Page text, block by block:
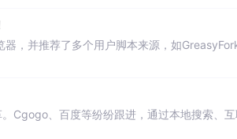
，并推荐了多个用户脚本来源，如
Cgogo、百度等纷纷跟进，通过本地搜索、